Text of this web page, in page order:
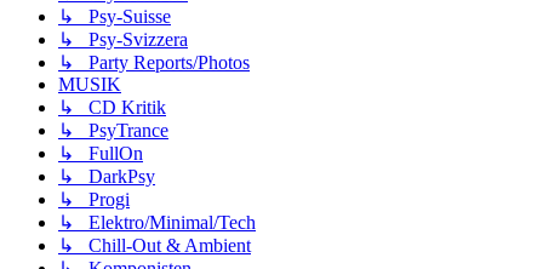
↳ Psy-Suisse
↳ Psy-Svizzera
↳ Party Reports/Photos
MUSIK
↳ CD Kritik
↳ PsyTrance
↳ FullOn
↳ DarkPsy
↳ Progi
↳ Elektro/Minimal/Tech
↳ Chill-Out & Ambient